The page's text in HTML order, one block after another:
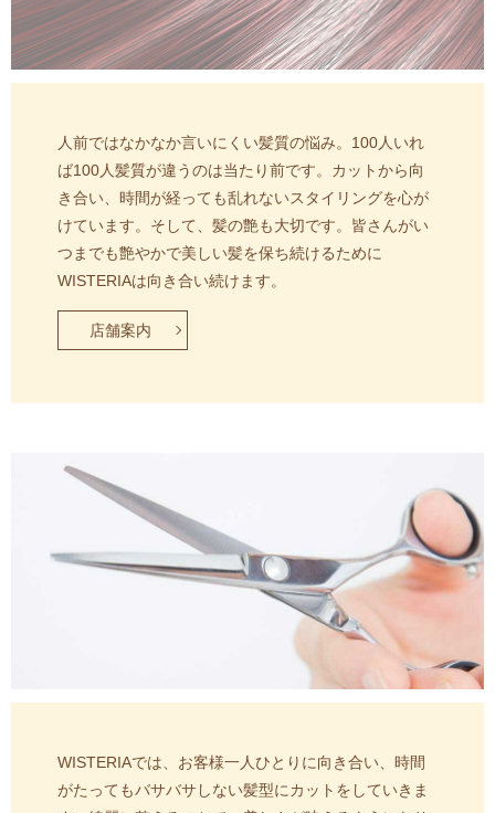
人前ではなかなか言いにくい髪質の悩み。 100人いれ
ば100人髪質が違うのは当たり前です。 カットから向
き合い、時間が経っても乱れないスタイリングを心が
けています。 そして、髪の艶も大切です。 皆さんがい
つまでも艶やかで美しい髪を保ち続けるために
WISTERIAは向き合い続けます。
店舗案内
WISTERIAでは、お客様一人ひとりに向き合い、時間
がたってもバサバサしない髪型にカットをしていきま